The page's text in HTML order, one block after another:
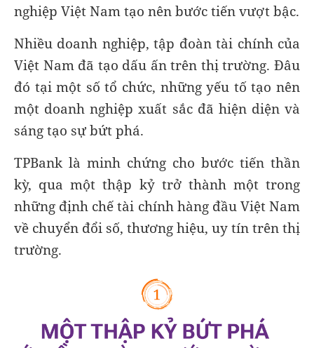
nghiệp Việt Nam tạo nên bước tiến vượt bậc.
Nhiều doanh nghiệp, tập đoàn tài chính của
Việt Nam đã tạo dấu ấn trên thị trường. Đâu
đó tại một số tổ chức, những yếu tố tạo nên
một doanh nghiệp xuất sắc đã hiện diện và
sáng tạo sự bứt phá.
TPBank là minh chứng cho bước tiến thần
kỳ, qua một thập kỷ trở thành một trong
những định chế tài chính hàng đầu Việt Nam
về chuyển đổi số, thương hiệu, uy tín trên thị
trường.